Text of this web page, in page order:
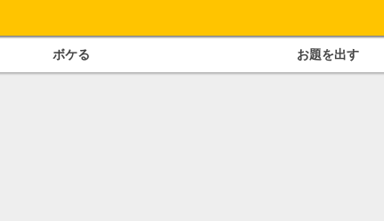
ボケる お題を出す